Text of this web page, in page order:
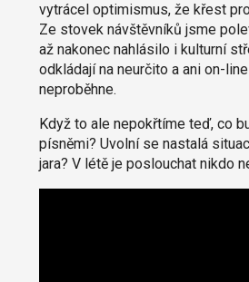
vytrácel optimismus, že křest
Ze stovek návštěvníků jsme
až nakonec nahlásilo i kulturní
odkládají na neurčito a ani on-
neproběhne.
Když to ale nepokřtíme teď, co
písněmi? Uvolní se nastalá
jara? V létě je poslouchat nikdo